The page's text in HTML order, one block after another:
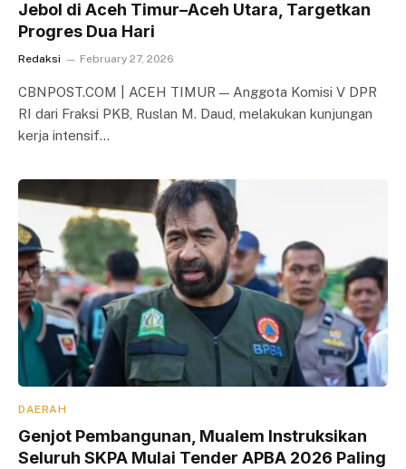
Jebol di Aceh Timur–Aceh Utara, Targetkan
Progres Dua Hari
Redaksi February 27, 2026
CBNPOST.COM | ACEH TIMUR — Anggota Komisi V DPR
RI dari Fraksi PKB, Ruslan M. Daud, melakukan kunjungan
kerja intensif…
DAERAH
Genjot Pembangunan, Mualem Instruksikan
Seluruh SKPA Mulai Tender APBA 2026 Paling